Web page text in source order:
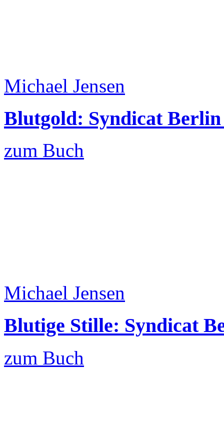
Michael Jensen
Blutgold: Syndicat Berlin
zum Buch
Michael Jensen
Blutige Stille: Syndicat
zum Buch